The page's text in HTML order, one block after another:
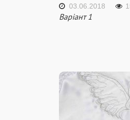
03.06.2018
Варіант 1